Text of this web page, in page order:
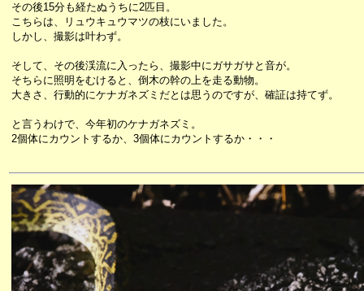
その後15分も経たぬうちに2匹目。
こちらは、リュウキュウマツの枝にいました。
しかし、撮影は叶わず。
そして、その後渓流に入ったら、撮影中にガサガサと音が。
そちらに照明をむけると、倒木の幹の上を走る動物。
大きさ、行動的にケナガネズミだとは思うのですが、確証は持てず。
と言うわけで、今年初のケナガネズミ。
2個体にカウントするか、3個体にカウントするか・・・